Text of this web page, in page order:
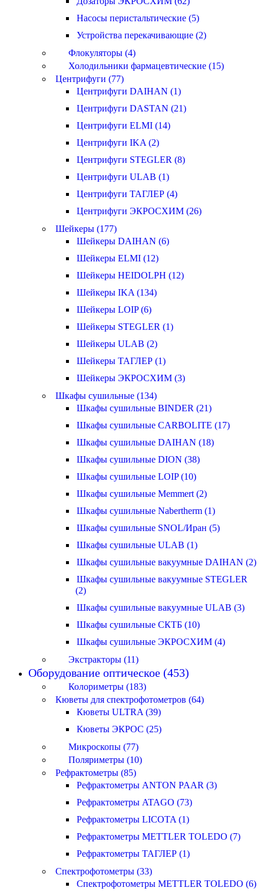
Насосы перистальтические (5)
Устройства перекачивающие (2)
Флокуляторы (4)
Холодильники фармацевтические (15)
Центрифуги (77)
Центрифуги DAIHAN (1)
Центрифуги DASTAN (21)
Центрифуги ELMI (14)
Центрифуги IKA (2)
Центрифуги STEGLER (8)
Центрифуги ULAB (1)
Центрифуги ТАГЛЕР (4)
Центрифуги ЭКРОСХИМ (26)
Шейкеры (177)
Шейкеры DAIHAN (6)
Шейкеры ELMI (12)
Шейкеры HEIDOLPH (12)
Шейкеры IKA (134)
Шейкеры LOIP (6)
Шейкеры STEGLER (1)
Шейкеры ULAB (2)
Шейкеры ТАГЛЕР (1)
Шейкеры ЭКРОСХИМ (3)
Шкафы сушильные (134)
Шкафы сушильные BINDER (21)
Шкафы сушильные CARBOLITE (17)
Шкафы сушильные DAIHAN (18)
Шкафы сушильные DION (38)
Шкафы сушильные LOIP (10)
Шкафы сушильные Memmert (2)
Шкафы сушильные Nabertherm (1)
Шкафы сушильные SNOL/Иран (5)
Шкафы сушильные ULAB (1)
Шкафы сушильные вакуумные DAIHAN (2)
Шкафы сушильные вакуумные STEGLER
(2)
Шкафы сушильные вакуумные ULAB (3)
Шкафы сушильные СКТБ (10)
Шкафы сушильные ЭКРОСХИМ (4)
Экстракторы (11)
Оборудование оптическое (453)
Колориметры (183)
Кюветы для спектрофотометров (64)
Кюветы ULTRA (39)
Кюветы ЭКРОС (25)
Микроскопы (77)
Поляриметры (10)
Рефрактометры (85)
Рефрактометры ANTON PAAR (3)
Рефрактометры ATAGO (73)
Рефрактометры LICOTA (1)
Рефрактометры METTLER TOLEDO (7)
Рефрактометры ТАГЛЕР (1)
Спектрофотометры (33)
Спектрофотометры METTLER TOLEDO (6)